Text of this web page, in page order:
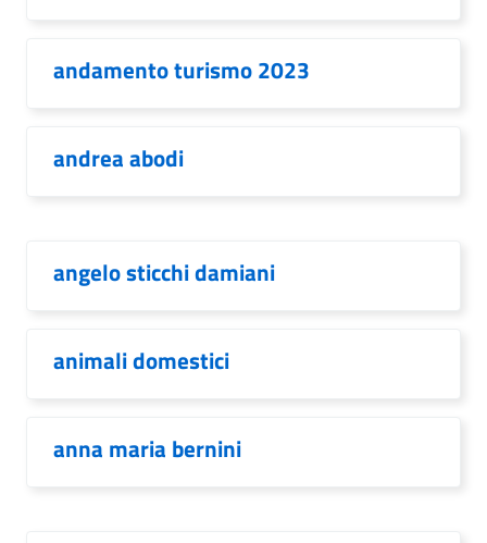
andamento turismo 2023
andrea abodi
angelo sticchi damiani
animali domestici
anna maria bernini